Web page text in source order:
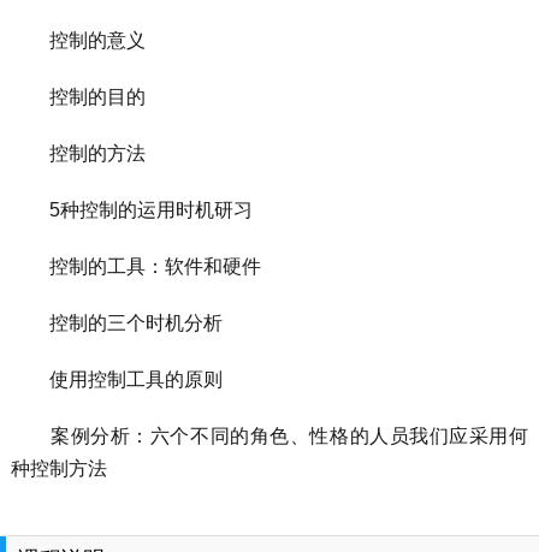
控制的意义
控制的目的
控制的方法
5种控制的运用时机研习
控制的工具：软件和硬件
控制的三个时机分析
使用控制工具的原则
案例分析：六个不同的角色、性格的人员我们应采用何
种控制方法